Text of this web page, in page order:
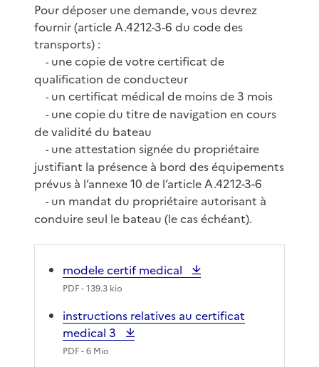
Pour déposer une demande, vous devrez
fournir (article A.4212-3-6 du code des
transports) :
-une copie de votre certificat de
qualification de conducteur
-un certificat médical de moins de 3 mois
-une copie du titre de navigation en cours
de validité du bateau
-une attestation signée du propriétaire
justifiant la présence à bord des équipements
prévus à l’annexe 10 de l’article A.4212-3-6
-un mandat du propriétaire autorisant à
conduire seul le bateau (le cas échéant).
modele certif medical
PDF- 139.3 kio
instructions relatives au certificat
medical 3
PDF- 6 Mio